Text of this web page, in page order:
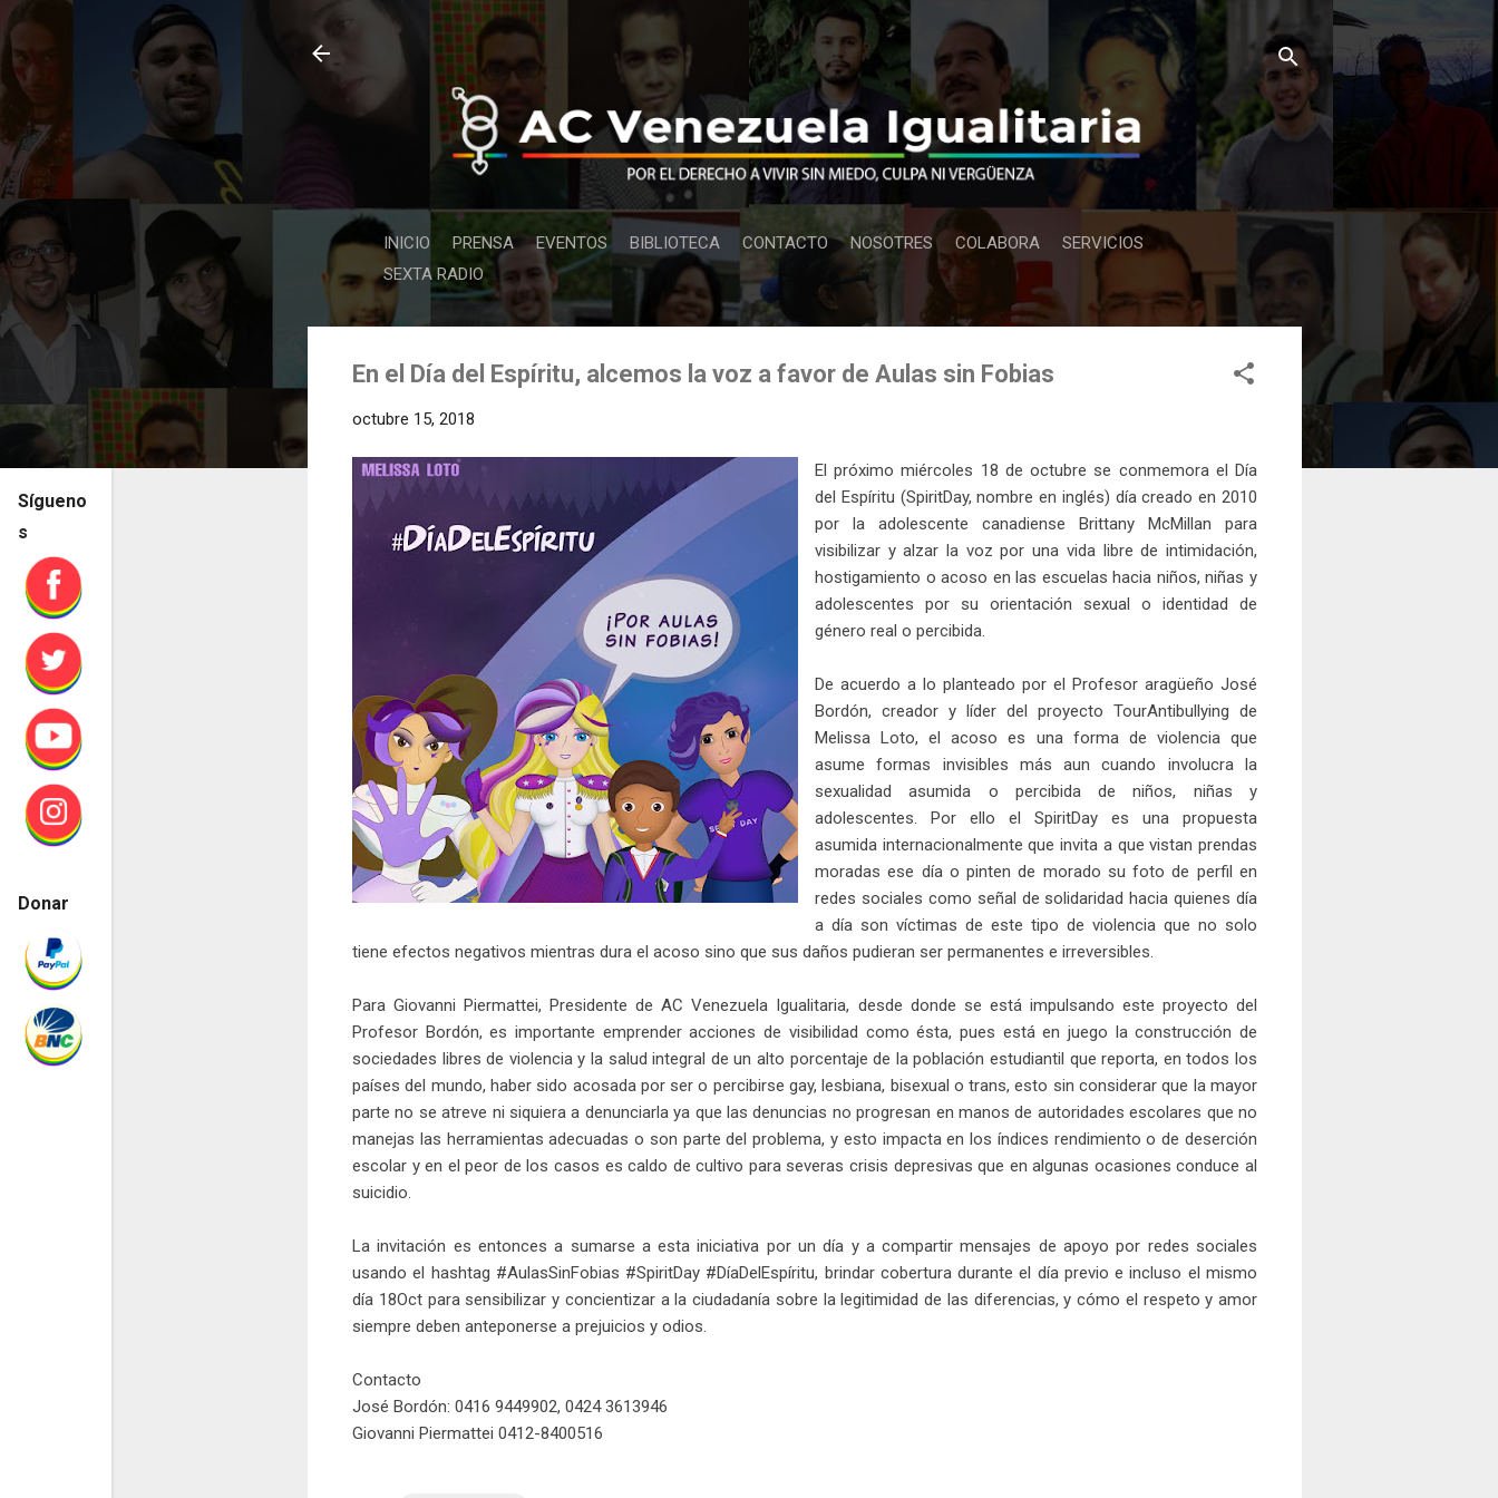
Ir al contenido principal
INICIO PRENSA EVENTOS BIBLIOTECA CONTACTO NOSOTRES COLABORA
SERVICIOS
SEXTA RADIO
En el Día del Espíritu, alcemos la voz a favor de Aulas sin Fobias
octubre 15, 2018
El próximo miércoles 18 de octubre se conmemora el Día
del Espíritu (SpiritDay, nombre en inglés) día creado en 2010
por la adolescente canadiense Brittany McMillan para
visibilizar y alzar la voz por una vida libre de intimidación,
hostigamiento o acoso en las escuelas hacia niños, niñas y
adolescentes por su orientación sexual o identidad de
género real o percibida.
De acuerdo a lo planteado por el Profesor aragüeño José
Bordón, creador y líder del proyecto TourAntibullying de
Melissa Loto, el acoso es una forma de violencia que
asume formas invisibles más aun cuando involucra la
sexualidad asumida o percibida de niños, niñas y
adolescentes. Por ello el SpiritDay es una propuesta
asumida internacionalmente que invita a que vistan prendas
moradas ese día o pinten de morado su foto de perfil en
redes sociales como señal de solidaridad hacia quienes día
a día son víctimas de este tipo de violencia que no solo
tiene efectos negativos mientras dura el acoso sino que sus daños pudieran ser permanentes e irreversibles.
Para Giovanni Piermattei, Presidente de AC Venezuela Igualitaria, desde donde se está impulsando este proyecto del
Profesor Bordón, es importante emprender acciones de visibilidad como ésta, pues está en juego la construcción de
sociedades libres de violencia y la salud integral de un alto porcentaje de la población estudiantil que reporta, en todos los
países del mundo, haber sido acosada por ser o percibirse gay, lesbiana, bisexual o trans, esto sin considerar que la mayor
parte no se atreve ni siquiera a denunciarla ya que las denuncias no progresan en manos de autoridades escolares que no
manejas las herramientas adecuadas o son parte del problema, y esto impacta en los índices rendimiento o de deserción
escolar y en el peor de los casos es caldo de cultivo para severas crisis depresivas que en algunas ocasiones conduce al
suicidio.
La invitación es entonces a sumarse a esta iniciativa por un día y a compartir mensajes de apoyo por redes sociales
usando el hashtag #AulasSinFobias #SpiritDay #DíaDelEspíritu, brindar cobertura durante el día previo e incluso el mismo
día 18Oct para sensibilizar y concientizar a la ciudadanía sobre la legitimidad de las diferencias, y cómo el respeto y amor
siempre deben anteponerse a prejuicios y odios.
Contacto
José Bordón: 0416 9449902, 0424 3613946
Giovanni Piermattei 0412-8400516
Sígueno
s
Donar